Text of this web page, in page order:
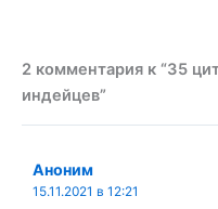
2 комментария к “35
индейцев”
Аноним
15.11.2021 в 12:21